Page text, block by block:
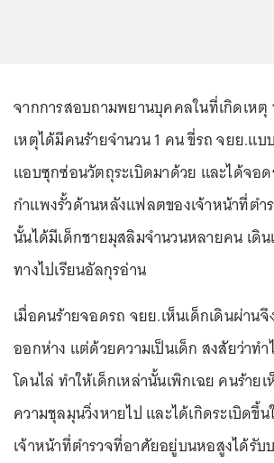
จากการสอบถามพยานบุคคลในที่เกิดเหตุ
เหตุได้มีคนร้ายจำนวน 1 คน ขี่รถ จยย.แบ
แอบซุกซ่อนวัตถุระเบิดมาด้วย และได้จอ
กำแพงรั้วด้านหลังแฟลตของเจ้าหน้าที่ตำ
นั้นได้มีเด็กชายมุสลิมจำนวนหลายคน เดิ
ทางไปเรียนอัลกุรอ่าน
เมื่อคนร้ายจอดรถ จยย.เห็นเด็กเดินผ่าน
ออกห่าง แต่ด้วยความเป็นเด็ก สงสัยว่าท
โดนไล่ ทำให้เด็กเหล่านั้นเพิกเฉย คนร้าย
ความชุลมุนวิ่งหายไป และได้เกิดระเบิดขึ้
เจ้าหน้าที่ตำรวจที่อาศัยอยู่บนหอสูงได้รับ